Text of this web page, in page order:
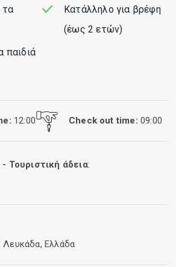
τα
Κατάλληλο για βρέφη
(έως 2 ετών)
παιδιά
12:00 Check out time:09:00
Τουριστική άδεια:
Ελάχιστη
Λευκάδα, Ελλάδα